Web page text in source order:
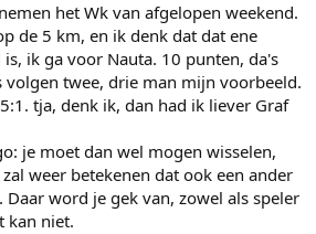
het Wk van afgelopen weekend.
de 5 km, en ik denk dat dat ene
ik ga voor Nauta. 10 punten, da's
volgen twee, drie man mijn voorbeeld.
tja, denk ik, dan had ik liever Graf
je moet dan wel mogen wisselen,
weer betekenen dat ook een ander
word je gek van, zowel als speler
kan niet.